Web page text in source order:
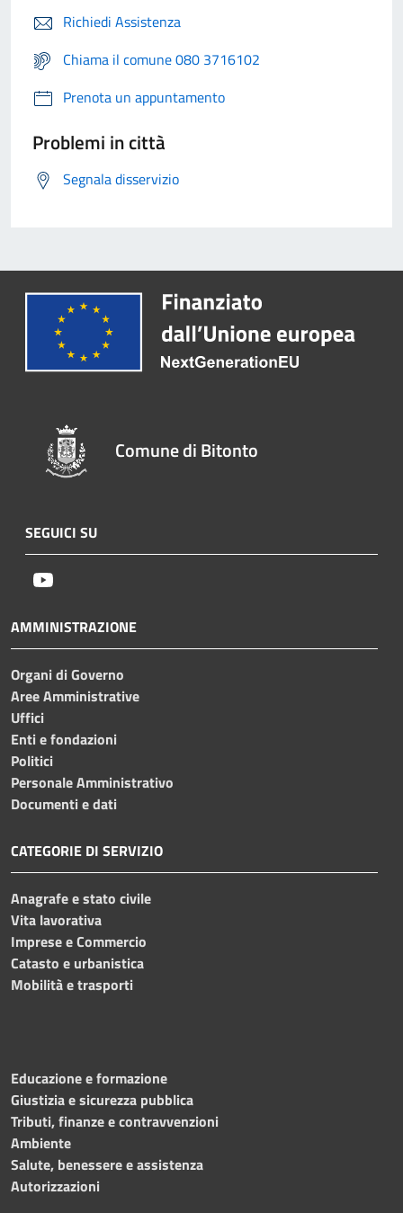
Richiedi Assistenza
Chiama il comune 080 3716102
Prenota un appuntamento
Problemi in città
Segnala disservizio
Comune di Bitonto
SEGUICI SU
AMMINISTRAZIONE
Organi di Governo
Aree Amministrative
Uffici
Enti e fondazioni
Politici
Personale Amministrativo
Documenti e dati
CATEGORIE DI SERVIZIO
Anagrafe e stato civile
Vita lavorativa
Imprese e Commercio
Catasto e urbanistica
Mobilità e trasporti
Educazione e formazione
Giustizia e sicurezza pubblica
Tributi, finanze e contravvenzioni
Ambiente
Salute, benessere e assistenza
Autorizzazioni